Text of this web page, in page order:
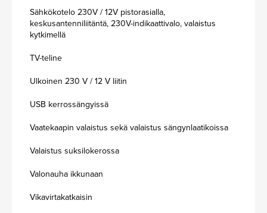
Sähkökotelo 230V / 12V pistorasialla,
keskusantenniliitäntä, 230V-indikaattivalo, valaistus
kytkimellä
TV-teline
Ulkoinen 230 V / 12 V liitin
USB kerrossängyissä
Vaatekaapin valaistus sekä valaistus sängynlaatikoissa
Valaistus suksilokerossa
Valonauha ikkunaan
Vikavirtakatkaisin